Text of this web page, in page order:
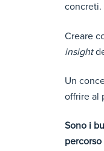
concreti.
Creare
insight
Un
offrire al
Sono i